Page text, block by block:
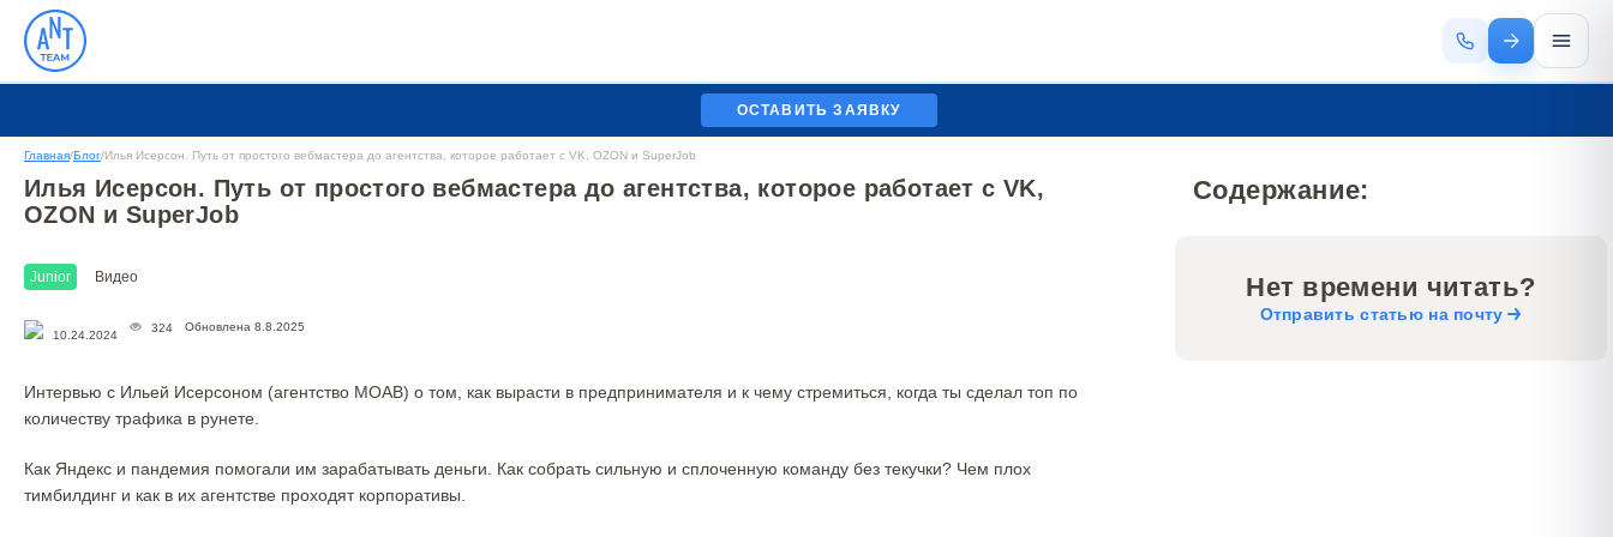
ОСТАВИТЬ ЗАЯВКУ
Главная/Блог/Илья Исерсон. Путь от простого вебмастера до агентства, которое работает с VK, OZON и SuperJob
Илья Исерсон. Путь от простого вебмастера до агентства, которое работает с VK,
OZON и SuperJob
Junior Видео
10.24.2024
324 Обновлена 8.8.2025
Интервью с Ильей Исерсоном (агентство MOAB) о том, как вырасти в предпринимателя и к чему стремиться, когда ты сделал топ по
количеству трафика в рунете.
Как Яндекс и пандемия помогали им зарабатывать деньги. Как собрать сильную и сплоченную команду без текучки? Чем плох
тимбилдинг и как в их агентстве проходят корпоративы.
Содержание:
Нет времени читать?
Отправить статью на почту